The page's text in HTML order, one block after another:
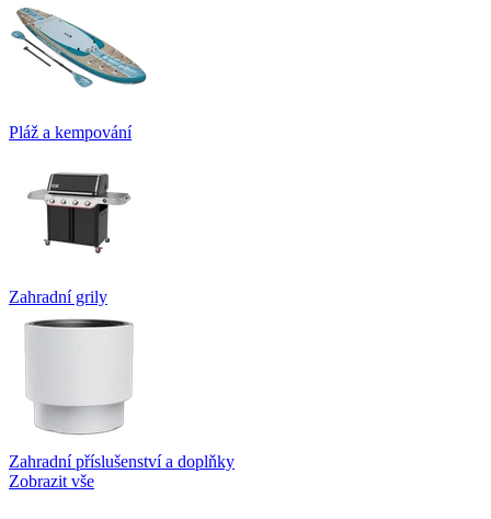
Pláž a kempování
Zahradní grily
Zahradní příslušenství a doplňky
Zobrazit vše